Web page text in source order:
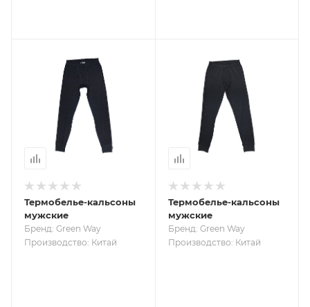
Термобелье-кальсоны
мужские
Бренд: Green Way
Производство: Китай
Термобелье-кальсоны
мужские
Бренд: Green Way
Производство: Китай